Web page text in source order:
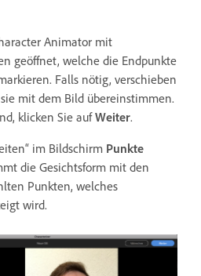
Animator mit
geöffnet, welche die Endpunkte
Falls nötig, verschieben
mit dem Bild übereinstimmen.
klicken Sie aufWeiter.
im Bildschirm Punkte
die Gesichtsform mit den
Punkten, welches
wird.